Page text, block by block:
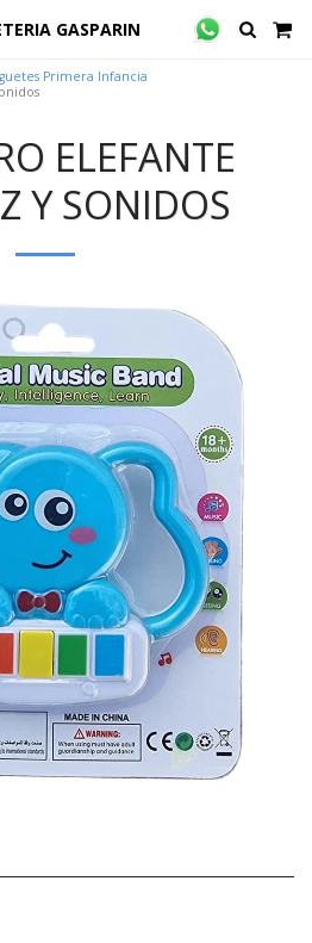
GASPARIN
Primera Infancia
ELEFANTE
Y SONIDOS